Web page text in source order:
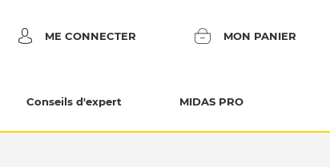
ME CONNECTER MON PANIER
Conseils d'expert MIDAS PRO